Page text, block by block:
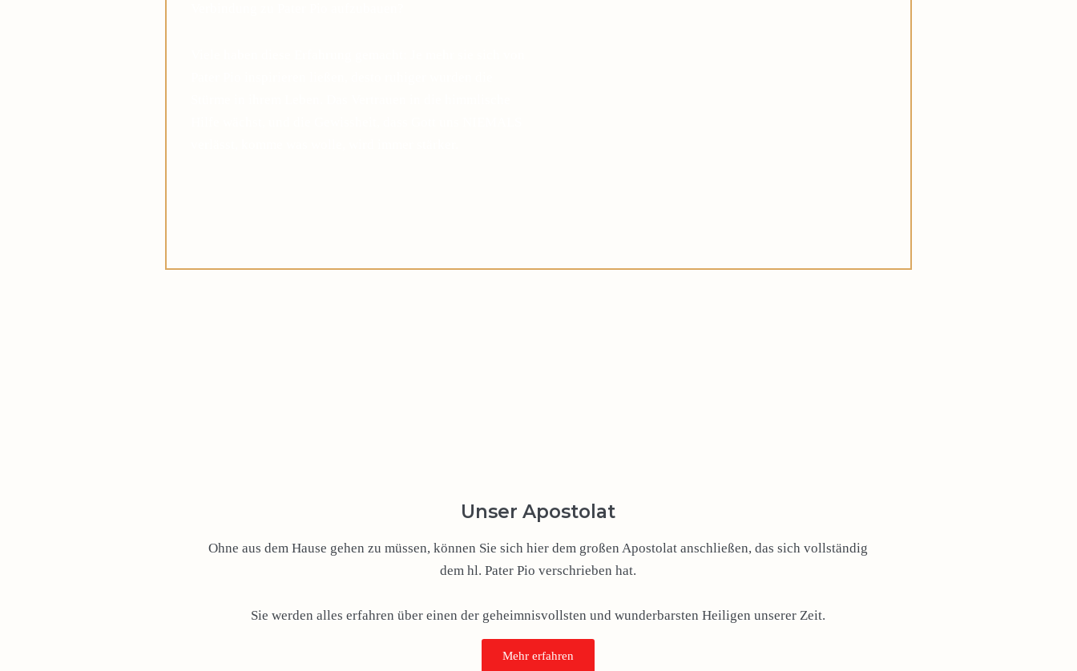
Unser Apostolat
Ohne aus dem Hause gehen zu müssen, können Sie sich hier dem großen Apostolat anschließen, das sich vollständig
dem hl. Pater Pio verschrieben hat.
Sie werden alles erfahren über einen der geheimnisvollsten und wunderbarsten Heiligen unserer Zeit.
Mehr erfahren